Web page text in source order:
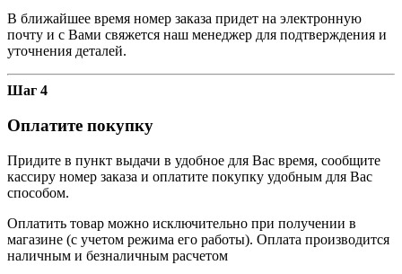
В ближайшее время номер заказа придет на электронную
почту и с Вами свяжется наш менеджер для подтверждения и
уточнения деталей.
Шаг 4
Оплатите покупку
Придите в пункт выдачи в удобное для Вас время, сообщите
кассиру номер заказа и оплатите покупку удобным для Вас
способом.
Оплатить товар можно исключительно при получении в
магазине (с учетом режима его работы). Оплата производится
наличным и безналичным расчетом